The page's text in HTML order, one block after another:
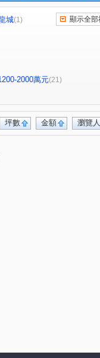
城(1)
路(1)
員本段(1)
路二段
顯示全部
2000萬元(21)
瀏覽
金額
坪數